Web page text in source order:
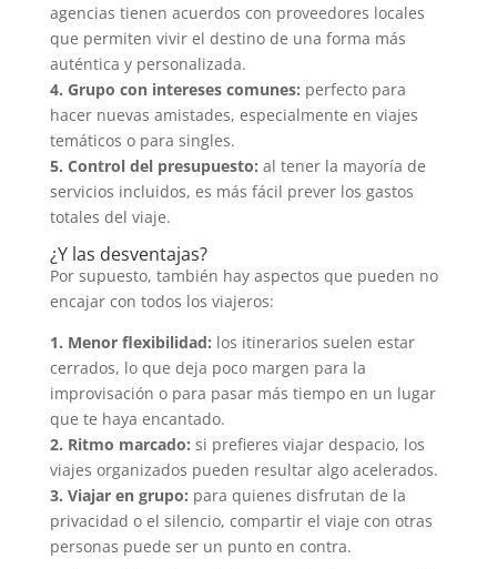
agencias tienen acuerdos con proveedores locales
que permiten vivir el destino de una forma más
auténtica y personalizada.
4. Grupo con intereses comunes: perfecto para
hacer nuevas amistades, especialmente en viajes
temáticos o para singles.
5. Control del presupuesto: al tener la mayoría de
servicios incluidos, es más fácil prever los gastos
totales del viaje.
¿Y las desventajas?
Por supuesto, también hay aspectos que pueden no
encajar con todos los viajeros:
1. Menor flexibilidad: los itinerarios suelen estar
cerrados, lo que deja poco margen para la
improvisación o para pasar más tiempo en un lugar
que te haya encantado.
2. Ritmo marcado: si prefieres viajar despacio, los
viajes organizados pueden resultar algo acelerados.
3. Viajar en grupo: para quienes disfrutan de la
privacidad o el silencio, compartir el viaje con otras
personas puede ser un punto en contra.